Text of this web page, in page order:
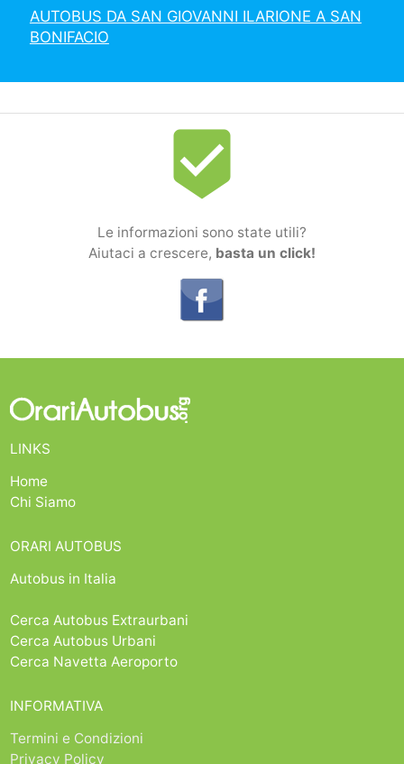
AUTOBUS DA SAN GIOVANNI ILARIONE A SAN
BONIFACIO
beenhere
Le informazioni sono state utili?
Aiutaci a crescere, basta un click!
LINKS
Home
Chi Siamo
ORARI AUTOBUS
Autobus in Italia
Cerca Autobus Extraurbani
Cerca Autobus Urbani
Cerca Navetta Aeroporto
INFORMATIVA
Termini e Condizioni
Privacy Policy